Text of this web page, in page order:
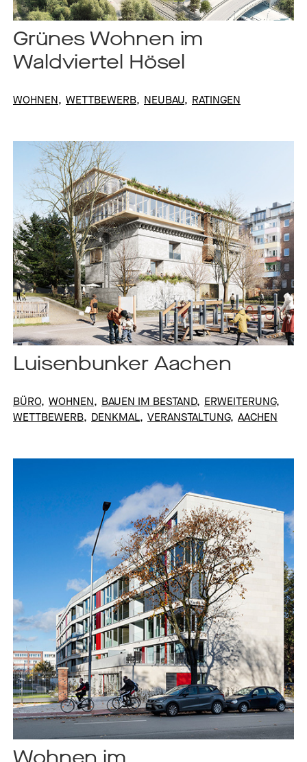
Grünes Wohnen im
Waldviertel Hösel
WOHNEN WETTBEWERB NEUBAU RATINGEN
Luisenbunker Aachen
BÜRO WOHNEN BAUEN IM BESTAND ERWEITERUNG
WETTBEWERB DENKMAL VERANSTALTUNG AACHEN